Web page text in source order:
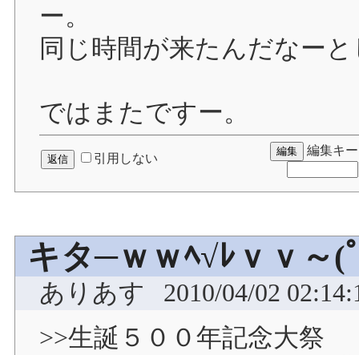
ー。
同じ時間が来たんだなー
ではまたですー。
引用しない
編集キー
キタ─ｗｗﾍ√ﾚｖｖ～
ありあす
2010/04/02
>>生誕５００年記念大祭